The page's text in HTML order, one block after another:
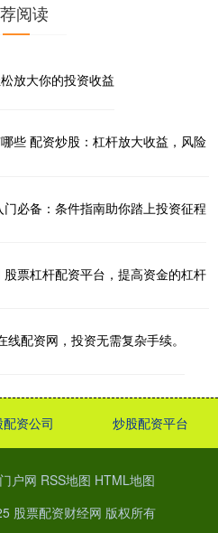
阅读
放大你的投资收益
些 配资炒股：杠杆放大收益，风险
必备：条件指南助你踏上投资征程
票杠杆配资平台，提高资金的杠杆
线配资网，投资无需复杂手续。
资公司 炒股配资平台
户网 RSS地图 HTML地图
股票配资财经网 版权所有